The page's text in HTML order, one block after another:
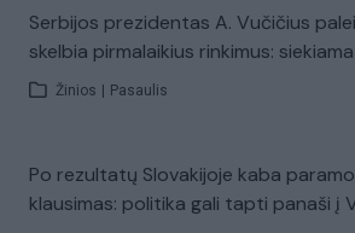
Serbijos prezidentas A. Vučičius
skelbia pirmalaikius rinkimus:
Žinios Pasaulis
Po rezultatų Slovakijoje kaba
klausimas: politika gali tapti panaši į